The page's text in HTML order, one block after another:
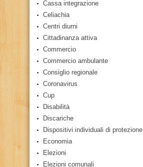
Cassa integrazione
Celiachia
Centri diurni
Cittadinanza attiva
Commercio
Commercio ambulante
Consiglio regionale
Coronavirus
Cup
Disabilità
Discariche
Dispositivi individuali di protezione
Economia
Elezioni
Elezioni comunali